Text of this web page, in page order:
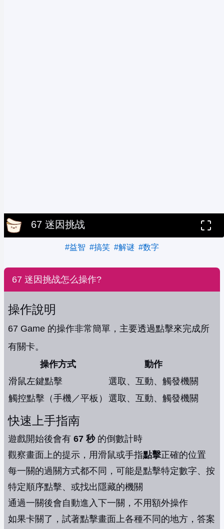
67 迷因挑战
#益智 #搞笑 #解谜 #数字
67 迷因挑战怎么操作?
操作說明
67 Game 的操作非常簡單，主要透過點擊來完成所
有關卡。
操作方式
動作
滑鼠左鍵點擊
選取、互動、觸發機關
觸控點擊（手機／平板） 選取、互動、觸發機關
快速上手指南
遊戲開始後會有 67 秒的倒數計時
觀察畫面上的提示，用滑鼠或手指點擊正確的位置
每一關的過關方式都不同，可能是點擊特定數字、按
特定順序點擊、或找出隱藏的機關
通過一關後會自動進入下一關，不用額外操作
如果卡關了，試著點擊畫面上各種不同的地方，答案